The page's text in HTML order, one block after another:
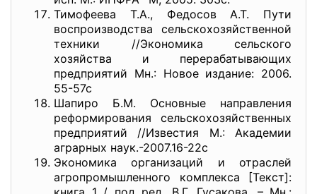
Тимофеева Т.А., Федосов А.Т. Пути
воспроизводства сельскохозяйственной
техники //Экономика сельского
хозяйства и перерабатывающих
предприятий Мн.: Новое издание: 2006.
55-57с
Шапиро Б.М. Основные направления
реформирования сельскохозяйственных
предприятий //Известия М.: Академии
аграрных наук.-2007.16-22с
Экономика организаций и отраслей
агропромышленного комплекса [Текст]: